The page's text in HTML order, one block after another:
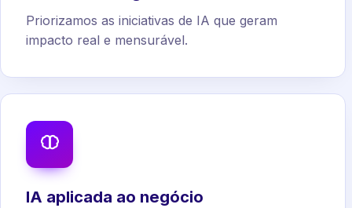
Priorizamos as iniciativas de IA que geram
impacto real e mensurável.
IA aplicada ao negócio